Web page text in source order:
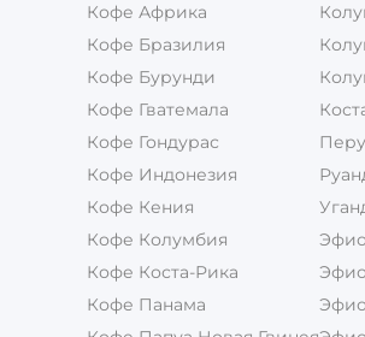
Кофе Африка
Кофе Бразилия
Кофе Бурунди
Кофе Гватемала
Кофе Гондурас
Кофе Индонезия
Кофе Кения
Кофе Колумбия
Кофе Коста-Рика
Кофе Панама